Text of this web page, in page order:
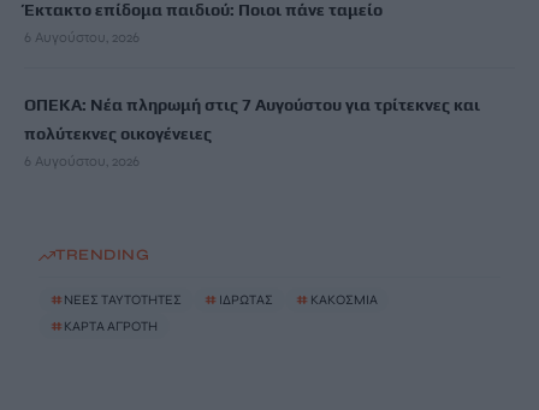
Έκτακτο επίδομα παιδιού: Ποιοι πάνε ταμείο
6 Αυγούστου, 2026
ΟΠΕΚΑ: Νέα πληρωμή στις 7 Αυγούστου για τρίτεκνες και
πολύτεκνες οικογένειες
6 Αυγούστου, 2026
TRENDING
# ΝΕΕΣ ΤΑΥΤΟΤΗΤΕΣ # ΙΔΡΩΤΑΣ # ΚΑΚΟΣΜΙΑ
# ΚΑΡΤΑ ΑΓΡΟΤΗ